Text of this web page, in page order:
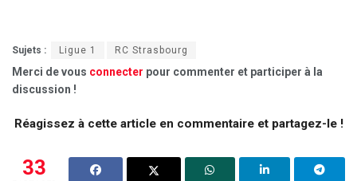
Sujets : Ligue 1 RC Strasbourg
Merci de vous connecter pour commenter et participer à la
discussion !
Réagissez à cette article en commentaire et partagez-le !
33